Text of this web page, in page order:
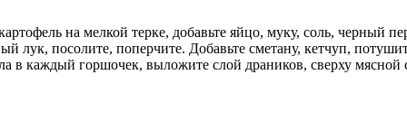
на мелкой терке, добавьте яйцо, муку, соль, черный
лук, посолите, поперчите. Добавьте сметану, кетчуп,
в каждый горшочек, выложите слой драников, сверху мясной